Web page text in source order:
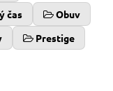
čas
Obuv
Prestige